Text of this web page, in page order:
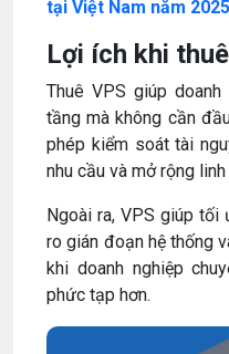
tại Việt Nam năm 2025
Lợi ích khi
Thuê VPS giúp
tầng mà không cần
phép kiểm soát tài
nhu cầu và mở rộng
Ngoài ra, VPS giúp tối
ro gián đoạn hệ thống
khi doanh nghiệp
phức tạp hơn.